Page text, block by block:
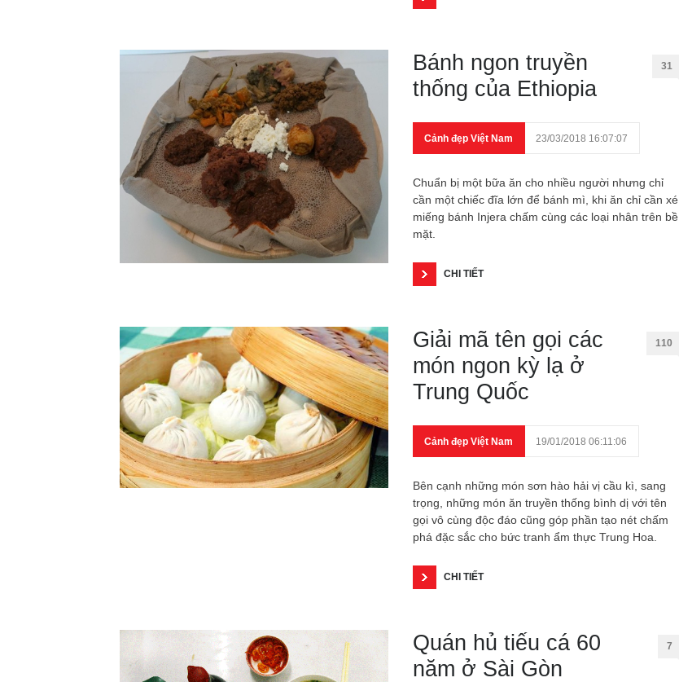
Bánh ngon truyền
thống của Ethiopia
31
Cảnh đẹp Việt Nam 23/03/2018 16:07:07
Chuẩn bị một bữa ăn cho nhiều người nhưng chỉ
cần một chiếc đĩa lớn để bánh mì, khi ăn chỉ cần xé
miếng bánh Injera chấm cùng các loại nhân trên bề
mặt.
CHI TIẾT
Giải mã tên gọi các
món ngon kỳ lạ ở
Trung Quốc
110
Cảnh đẹp Việt Nam 19/01/2018 06:11:06
Bên cạnh những món sơn hào hải vị cầu kì, sang
trọng, những món ăn truyền thống bình dị với tên
gọi vô cùng độc đáo cũng góp phần tạo nét chấm
phá đặc sắc cho bức tranh ẩm thực Trung Hoa.
CHI TIẾT
Quán hủ tiếu cá 60
năm ở Sài Gòn
7